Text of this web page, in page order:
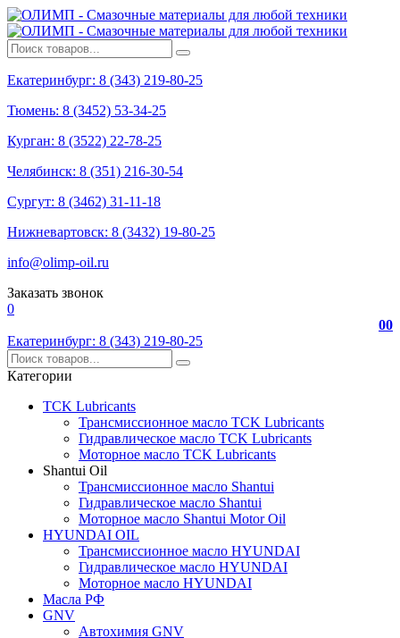
Екатеринбург: 8 (343) 219-80-25
Тюмень: 8 (3452) 53-34-25
Курган: 8 (3522) 22-78-25
Челябинск: 8 (351) 216-30-54
Сургут: 8 (3462) 31-11-18
Нижневартовск: 8 (3432) 19-80-25
info@olimp-oil.ru
Заказать звонок
0
00
Екатеринбург: 8 (343) 219-80-25
Категории
TCK Lubricants
Трансмиссионное масло TCK Lubricants
Гидравлическое масло TCK Lubricants
Моторное масло TCK Lubricants
Shantui Oil
Трансмиссионное масло Shantui
Гидравлическое масло Shantui
Моторное масло Shantui Motor Oil
HYUNDAI OIL
Трансмиссионное масло HYUNDAI
Гидравлическое масло HYUNDAI
Моторное масло HYUNDAI
Масла РФ
GNV
Автохимия GNV